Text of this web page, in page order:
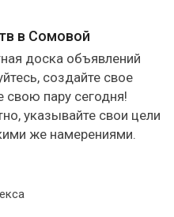
в Сомовой
доска объявлений
создайте свое
свою пару сегодня!
указывайте свои цели
же намерениями.